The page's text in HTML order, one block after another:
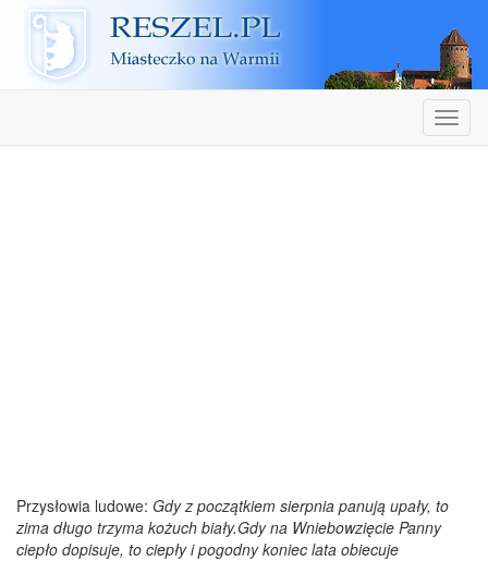
Reszel
Przysłowia ludowe: Gdy z początkiem sierpnia panują upały, to
zima długo trzyma kożuch biały.Gdy na Wniebowzięcie Panny
ciepło dopisuje, to ciepły i pogodny koniec lata obiecuje